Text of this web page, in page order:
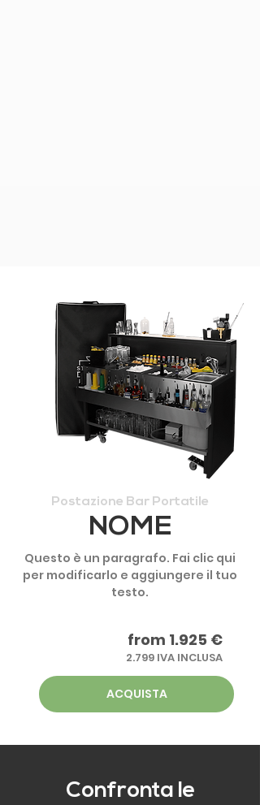
Postazione Bar Portatile
NOME
Questo è un paragrafo. Fai clic qui
per modificarlo e aggiungere il tuo
testo.
from 1.925 €
2.799 IVA INCLUSA
ACQUISTA
Confronta le